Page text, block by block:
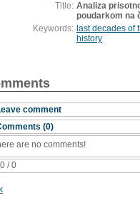
Title: Analiza
poudarkom na
Keywords: last decades of
history
comment
(0)
/ 0
are no comments!